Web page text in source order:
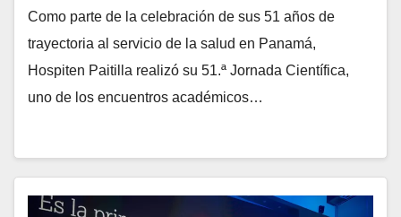
Como parte de la celebración de sus 51 años de
trayectoria al servicio de la salud en Panamá,
Hospiten Paitilla realizó su 51.ª Jornada Científica,
uno de los encuentros académicos…